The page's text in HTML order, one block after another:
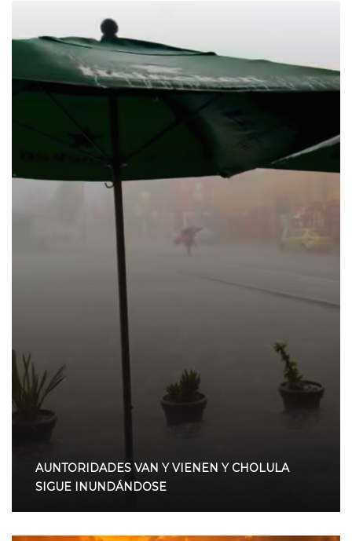
AUNTORIDADES VAN Y VIENEN Y CHOLULA
SIGUE INUNDÁNDOSE